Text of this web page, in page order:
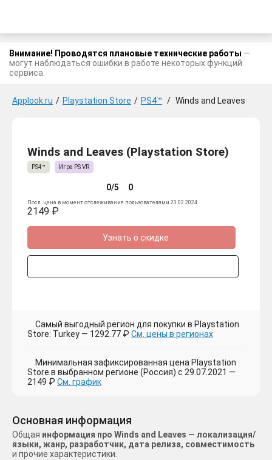
Внимание! Проводятся плановые технические работы —
могут наблюдаться ошибки в работе некоторых функций
сервиса.
Applook.ru / Playstation Store / PS4™ / Winds and Leaves
Winds and Leaves (Playstation Store)
PS4™ Игра PS VR
0/5 0
Посл. цена в момент отслеживания пользователями 23.02.2024
2149 ₽
Узнать о скидке
Самый выгодный регион для покупки в Playstation
Store: Turkey — 1292.77 ₽ См. цены в регионах
Минимальная зафиксированная цена Playstation
Store в выбранном регионе (Россия) с 29.07.2021 —
2149 ₽ См. график
Основная информация
Общая информация про Winds and Leaves — локализация/
языки, жанр, разработчик, дата релиза, совместимость
и прочие характеристики.